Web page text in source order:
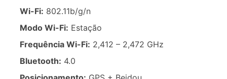
Wi-Fi: 802.11b/g/n
Modo Wi-Fi: Estação
Frequência Wi-Fi: 2,412 – 2,472 GHz
Bluetooth: 4.0